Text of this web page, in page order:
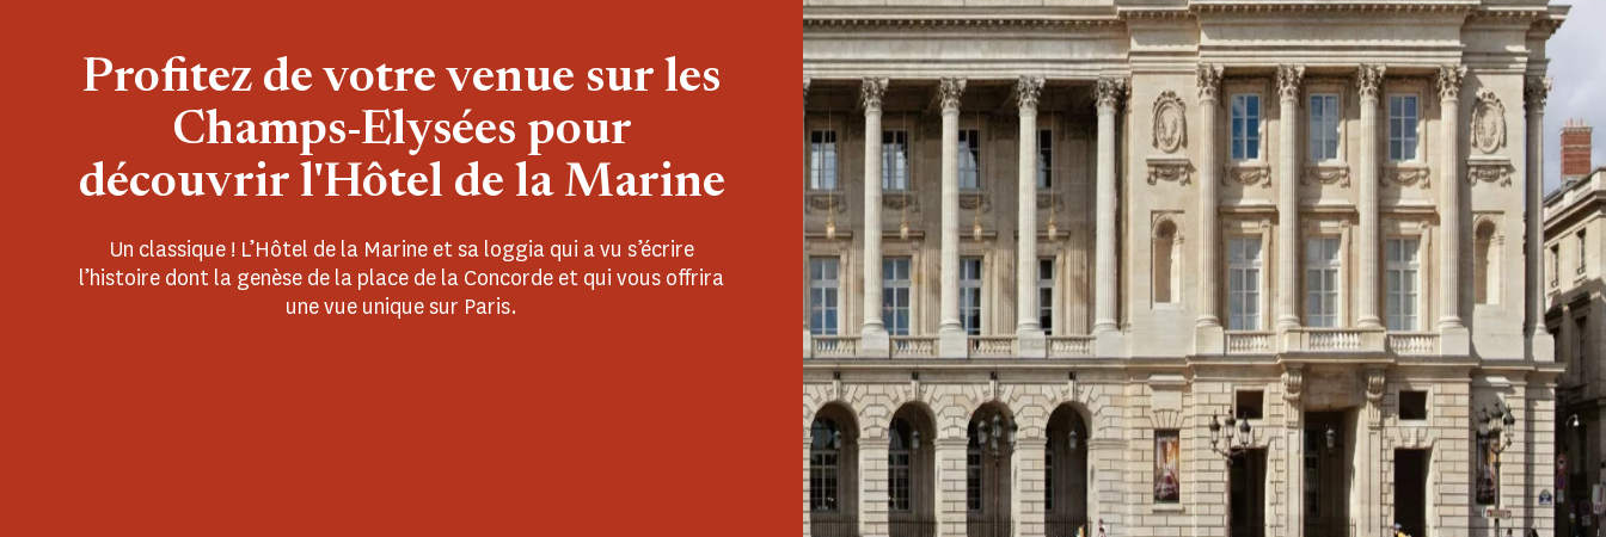
Profitez de votre venue sur les
Champs-Elysées pour
découvrir l'Hôtel de la Marine
Un classique ! L’Hôtel de la Marine et sa loggia qui a vu s’écrire
l’histoire dont la genèse de la place de la Concorde et qui vous offrira
une vue unique sur Paris.